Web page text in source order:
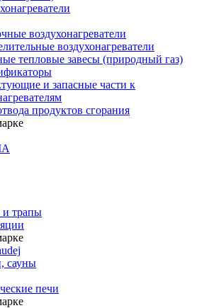
воздухонагреватели
воздухонагреватели
тепловые завесы (природный газ)
и запасные части к
продуктов сгорания
трапы
сауны
печи